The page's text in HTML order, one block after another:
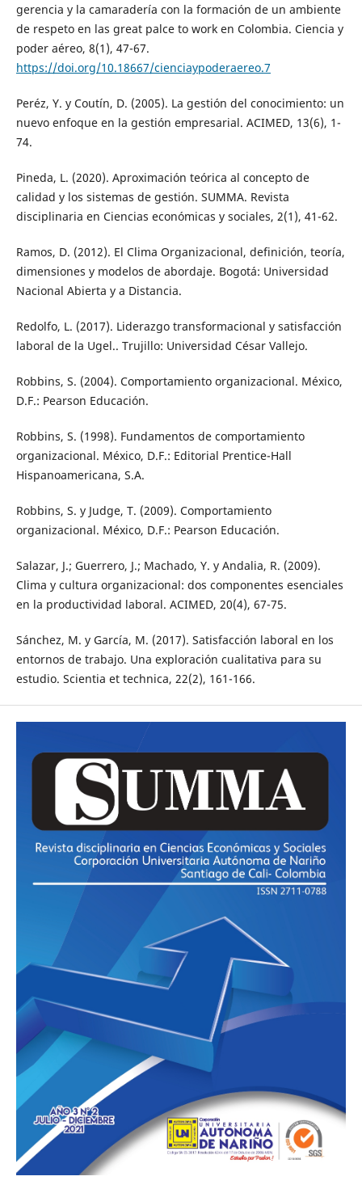
gerencia y la camaradería con la formación de un ambiente
de respeto en las great palce to work en Colombia. Ciencia y
poder aéreo, 8(1), 47-67.
https://doi.org/10.18667/cienciaypoderaereo.7
Peréz, Y. y Coutín, D. (2005). La gestión del conocimiento: un
nuevo enfoque en la gestión empresarial. ACIMED, 13(6), 1-
74.
Pineda, L. (2020). Aproximación teórica al concepto de
calidad y los sistemas de gestión. SUMMA. Revista
disciplinaria en Ciencias económicas y sociales, 2(1), 41-62.
Ramos, D. (2012). El Clima Organizacional, definición, teoría,
dimensiones y modelos de abordaje. Bogotá: Universidad
Nacional Abierta y a Distancia.
Redolfo, L. (2017). Liderazgo transformacional y satisfacción
laboral de la Ugel.. Trujillo: Universidad César Vallejo.
Robbins, S. (2004). Comportamiento organizacional. México,
D.F.: Pearson Educación.
Robbins, S. (1998). Fundamentos de comportamiento
organizacional. México, D.F.: Editorial Prentice-Hall
Hispanoamericana, S.A.
Robbins, S. y Judge, T. (2009). Comportamiento
organizacional. México, D.F.: Pearson Educación.
Salazar, J.; Guerrero, J.; Machado, Y. y Andalia, R. (2009).
Clima y cultura organizacional: dos componentes esenciales
en la productividad laboral. ACIMED, 20(4), 67-75.
Sánchez, M. y García, M. (2017). Satisfacción laboral en los
entornos de trabajo. Una exploración cualitativa para su
estudio. Scientia et technica, 22(2), 161-166.